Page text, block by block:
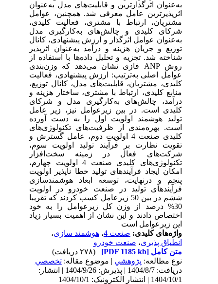
به‌عنوان اثرگذارترین و قابلیت‌های مدل به‌عنوان
اثرپذیرترین عامل معرفی شد. همچنین، عوامل
مشتریان، ارتباط با مشتری، فعالیت کلیدی،
شرکای کلیدی و چالش‌های به‌کارگیری مدل
به‌عنوان عوامل اثرگذار و ارزش پیشنهادی، کانال
توزیع و جریان هزینه و درآمد به‌عنوان اثرپذیر
شناخته شد. تجزیه و تحلیل داده‌ها با استفاده از
روشANPفازی نشان می‌دهد که وزن‌بندی
عوامل اصلی به‌ترتیب: ارزش پیشنهادی، فعالیت
کلیدی، مشتریان، قابلیت‌های مدل، کانال توزیع،
منابع کلیدی، ارتباط با مشتری، ساختار هزینه و
درآمد، چالش‌های به‌کارگیری مدل و شرکای
کلیدی است. در بین زیرعوامل نیز، زیر عامل
تولید هوشمند اولویت اول را به دست آورده
است. بهره‌مندی از ظرفیت‌های تکنولوژی‌های
کلیدی صنعت 4 اولویت دوم، عامل گسترش و
تقویت نظارت بر فرآیند تولید اولویت سوم،
شرکت‌های فعال در زمینه سخت‌افزار
تکنولوژی‌های کلیدی صنعت 4 اولویت چهارم،
امکان ایجاد فرآیندهای تولید خطا ناپذیر اولویت
پنجم و درنهایت، توسعه ابعاد هوشمندسازی
فرآیندهای تولید در صنعت خودرو در اولویت
ششم در بین 50 زیرعامل کسب کردند که تقریبا
30% درصد از وزن کل زیرعوامل را به خود
اختصاص دادند و این نشان از اهمیت بسیار زیاد
این زیرعوامل است
واژه‌های کلیدی:صنعت 4 ،هوشمند سازی،
انطباق پذیری،صنعت خودرو
متن کامل[PDF 1185 kb]
نوع مطالعه:پژوهشي| موضوع مقاله:تخصصي
دریافت: 1404/8/7 | پذیرش: 1404/9/26 | انتشار:
1404/10/1 | انتشار الکترونیک: 1404/10/1